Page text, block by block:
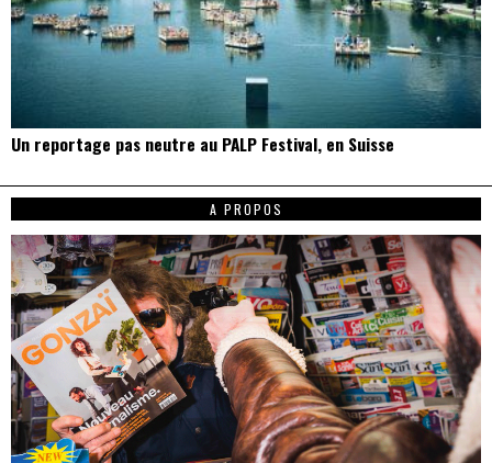
Un reportage pas neutre au PALP Festival, en Suisse
A PROPOS